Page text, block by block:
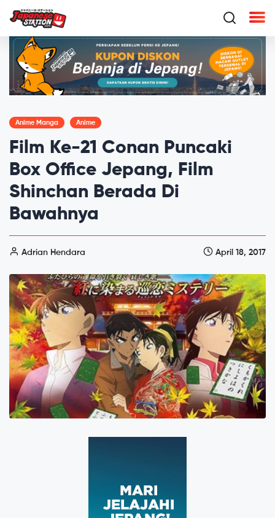
Anime Manga Anime
Film Ke-21 Conan Puncaki
Box Office Jepang, Film
Shinchan Berada Di
Bawahnya
Adrian Hendara April 18, 2017